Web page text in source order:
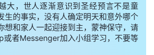
，你这人太没价值！你像猪那样生
类有什么区别？不追求真理而喜爱肉
畜生吗？没灵的死人不都是行尸走肉
大，世人逐渐意识到圣经预言不是童
生的事实，没有人确定明天和意外哪个
想和家人一起迎接到主，蒙神保守，请
或者Messenger加入小组学习，不要等